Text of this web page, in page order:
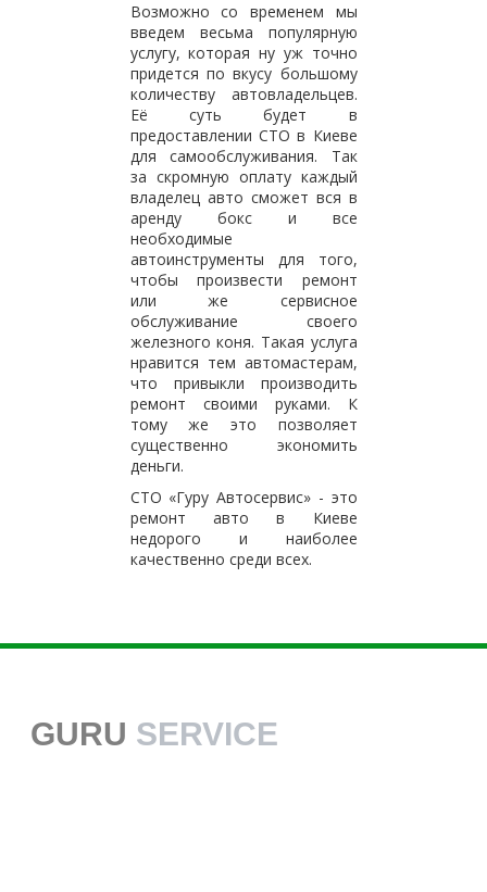
Возможно со временем мы
введем весьма популярную
услугу, которая ну уж точно
придется по вкусу большому
количеству автовладельцев.
Её суть будет в
предоставлении СТО в Киеве
для самообслуживания. Так
за скромную оплату каждый
владелец авто сможет вся в
аренду бокс и все
необходимые
автоинструменты для того,
чтобы произвести ремонт
или же сервисное
обслуживание своего
железного коня. Такая услуга
нравится тем автомастерам,
что привыкли производить
ремонт своими руками. К
тому же это позволяет
существенно экономить
деньги.
СТО «Гуру Автосервис» - это
ремонт авто в Киеве
недорого и наиболее
качественно среди всех.
GURU SERVICE